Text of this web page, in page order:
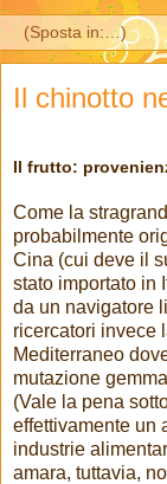
Il chinotto
Il frutto:
Come la
probabilmente
Cina (cui deve il
stato importato in
da un navigatore
ricercatori invece
Mediterraneo
mutazione
(Vale la pena
effettivamente un
industrie
amara, tuttavia,